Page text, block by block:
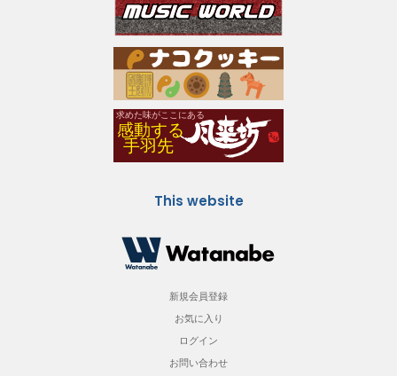
This website
新規会員登録
お気に入り
ログイン
お問い合わせ